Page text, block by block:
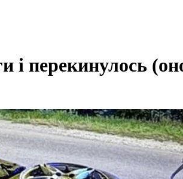
і перекинулось